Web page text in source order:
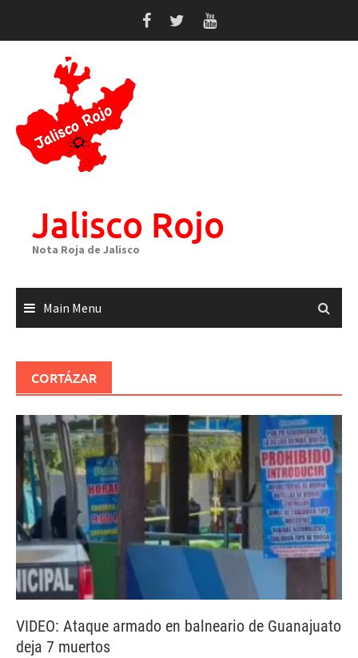
Jalisco Rojo
Nota Roja de Jalisco
Main Menu
CORTÁZAR
VIDEO: Ataque armado en balneario de Guanajuato
deja 7 muertos